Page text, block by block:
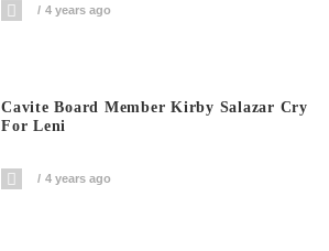
4 years ago
Cavite Board Member Kirby Salazar Cry
For Leni
4 years ago